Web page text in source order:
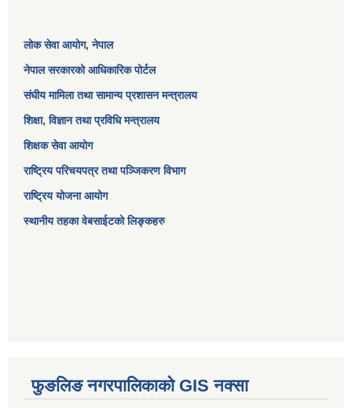
लोक सेवा आयोग, नेपाल
नेपाल सरकारको आधिकारिक पोर्टल
संघीय मामिला तथा सामान्य प्रशासन मन्त्रालय
शिक्षा, विज्ञान तथा प्रविधि मन्त्रालय
शिक्षक सेवा आयोग
राष्ट्रिय परिचयपत्र तथा पञ्जिकरण विभाग
राष्ट्रिय योजना आयोग
स्थानीय तहका वेबसाईटको लिङ्कहरु
फुङलिङ नगरपालिकाको GIS नक्सा